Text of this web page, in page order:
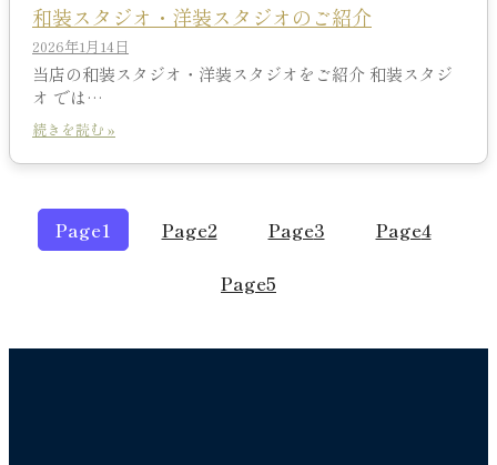
和装スタジオ・洋装スタジオのご紹介
2026年1月14日
当店の和装スタジオ・洋装スタジオをご紹介 和装スタジ
オ では…
続きを読む »
Page1 Page2 Page3 Page4
Page5